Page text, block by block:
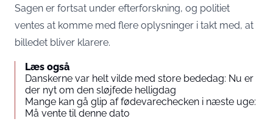
Sagen er fortsat under efterforskning, og politiet
ventes at komme med flere oplysninger i takt med, at
billedet bliver klarere.
Læs også
Danskerne var helt vilde med store bededag: Nu er
der nyt om den sløjfede helligdag
Mange kan gå glip af fødevarechecken i næste uge:
Må vente til denne dato